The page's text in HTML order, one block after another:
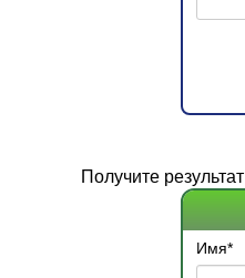
Получите результат
Имя*